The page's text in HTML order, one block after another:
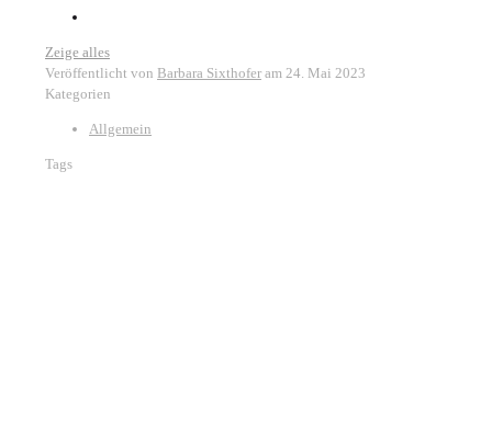
Zeige alles
Veröffentlicht von Barbara Sixthofer am 24. Mai 2023
Kategorien
Allgemein
Tags